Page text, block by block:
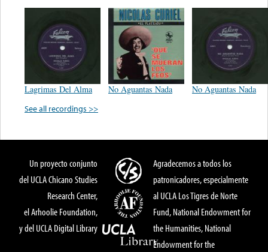
Lagrimas Del Alma No Aguantas Nada
No Aguantas Nada
See all recordings >>
Un proyecto conjunto
del UCLA Chicano Studies
Research Center,
el Arhoolie Foundation,
y del UCLA Digital Library
Agradecemos a todos los
patronicadores, especialmente
al UCLA Los Tigres de Norte
Fund, National Endowment for
the Humanities, National
Endowment for the